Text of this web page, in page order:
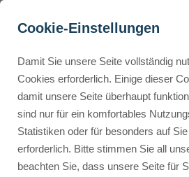
Buyer Personas erstellen
Landingpage optimieren
Wie kann ich
Produktfotos
lassen?
Werbehinweis: Links mit Sternchen (*)
du darüber ein, erhalte ich eine Provision
Cookie-Einstellungen
Damit Sie unsere Seite vollständig
Cookies erforderlich. Einige dieser
damit unsere Seite überhaupt
sind nur für ein komfortables
Statistiken oder für besonders auf
erforderlich. Bitte stimmen Sie all
beachten Sie, dass unsere Seite für